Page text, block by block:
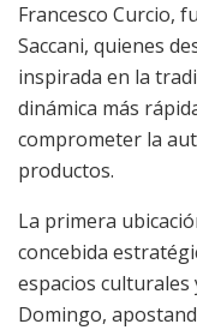
Francesco Curcio,
Saccani, quienes
inspirada en la
dinámica más
comprometer la
productos.
La primera
concebida
espacios culturales
Domingo,